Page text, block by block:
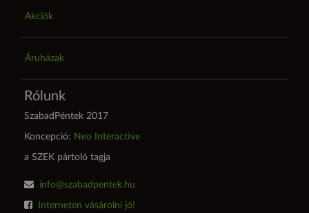
Akciók
Áruházak
Rólunk
SzabadPéntek 2017
Koncepció: Neo Interactive
a SZEK pártoló tagja
info@szabadpentek.hu
Interneten vásárolni jó!